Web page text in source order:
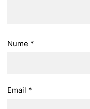
Nume *
Email *